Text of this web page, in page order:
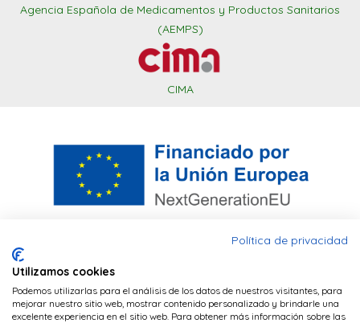
mantener la sesión del navegador y cookies
de terceros (Google Analytics) para realizar
Agencia Española de Medicamentos y Productos Sanitarios
(AEMPS)
CIMA
Financiado por la Unión Europea – NextGenerationEU. Sin
embargo, los puntos de vista y las opiniones expresadas son
únicamente los del autor o autores y no reflejan
Política de privacidad
Utilizamos cookies
Podemos utilizarlas para el análisis de los datos de nuestros visitantes, para
mejorar nuestro sitio web, mostrar contenido personalizado y brindarle una
excelente experiencia en el sitio web. Para obtener más información sobre las